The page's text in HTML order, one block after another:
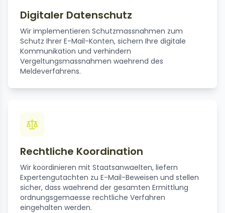
Digitaler Datenschutz
Wir implementieren Schutzmassnahmen zum
Schutz Ihrer E-Mail-Konten, sichern Ihre digitale
Kommunikation und verhindern
Vergeltungsmassnahmen waehrend des
Meldeverfahrens.
Rechtliche Koordination
Wir koordinieren mit Staatsanwaelten, liefern
Expertengutachten zu E-Mail-Beweisen und stellen
sicher, dass waehrend der gesamten Ermittlung
ordnungsgemaesse rechtliche Verfahren
eingehalten werden.